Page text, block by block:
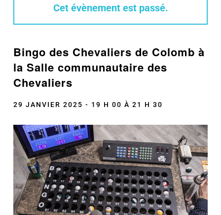
Cet évènement est passé.
Bingo des Chevaliers de Colomb à
la Salle communautaire des
Chevaliers
29 JANVIER 2025 - 19 H 00 À 21 H 30